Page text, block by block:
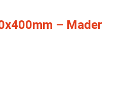
– Mader